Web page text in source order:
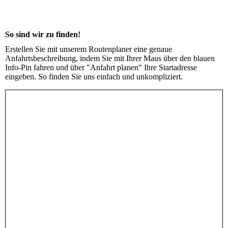
So sind wir zu finden!
Erstellen Sie mit unserem Routenplaner eine genaue
Anfahrtsbeschreibung, indem Sie mit Ihrer Maus über den blauen
Info-Pin fahren und über "Anfahrt planen" Ihre Startadresse
eingeben. So finden Sie uns einfach und unkompliziert.